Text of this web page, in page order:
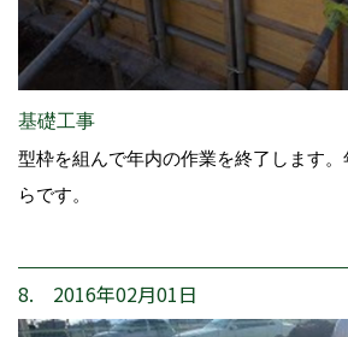
基礎工事
型枠を組んで年内の作業を終了します
らです。
8. 2016年02月01日